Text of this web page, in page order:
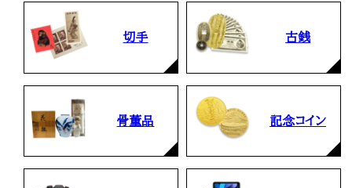
切手 古銭
骨董品 記念コイン